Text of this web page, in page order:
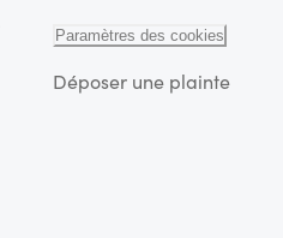
Paramètres des cookies
Déposer une plainte